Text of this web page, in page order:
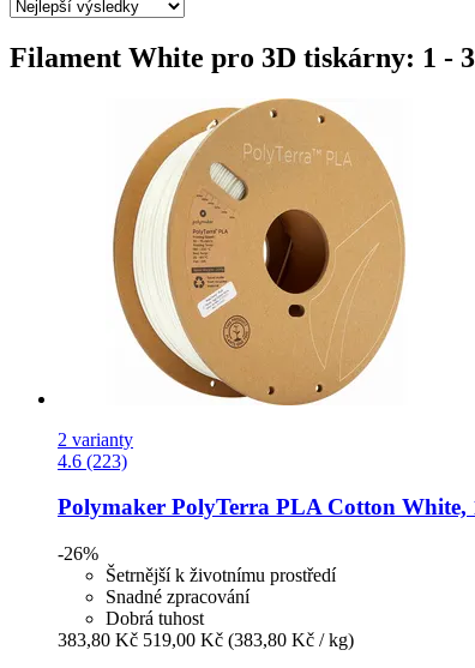
Filament White pro 3D tiskárny: 1 -
2 varianty
4.6 (223)
Polymaker PolyTerra PLA Cotton White,
-26%
Šetrnější k životnímu prostředí
Snadné zpracování
Dobrá tuhost
383,80 Kč 519,00 Kč (383,80 Kč / kg)